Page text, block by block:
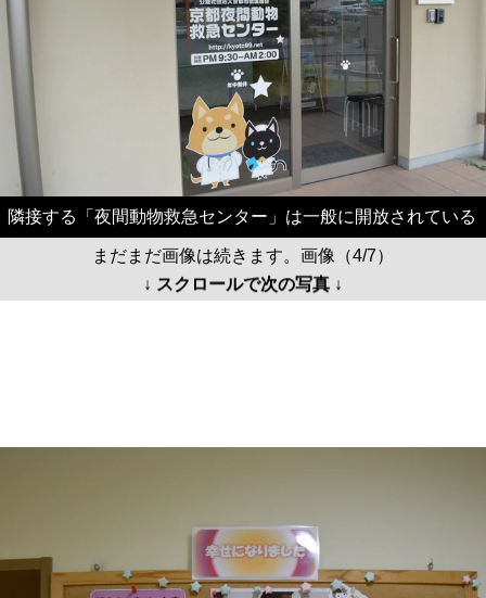
隣接する「夜間動物救急センター」は一般に開放されている
まだまだ画像は続きます。画像（4/7）
↓ スクロールで次の写真 ↓